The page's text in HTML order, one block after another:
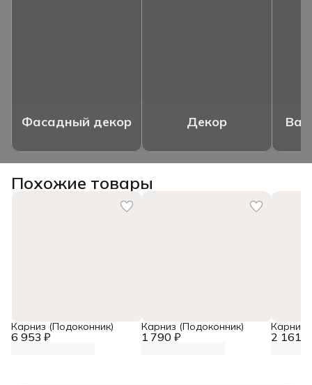
Фасадный декор Декор
Похожие товары
6 953 ₽
Карниз (Подоконник)
1 790 ₽
Карниз (Подоконник)
2 161 ₽
Карниз,